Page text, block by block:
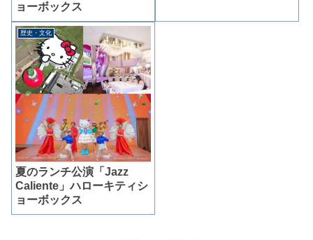
ョーボックス
歴史・文化
夏のランチ公演「Jazz
Caliente」ハローキティシ
ョーボックス